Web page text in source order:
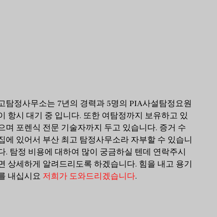
탐정사무소는 7년의 경력과 5명의 PIA사설탐정요원
항시 대기 중 입니다. 또한 여탐정까지 보유하고 있
며 포렌식 전문 기술자까지 두고 있습니다. 증거 수
에 있어서 부산 최고 탐정사무소라 자부할 수 있습니
. 탐정 비용에 대하여 많이 궁금하실 텐데 연락주시
상세하게 알려드리도록 하겠습니다. 힘을 내고 용기
내십시요 저희가 도와드리겠습니다.